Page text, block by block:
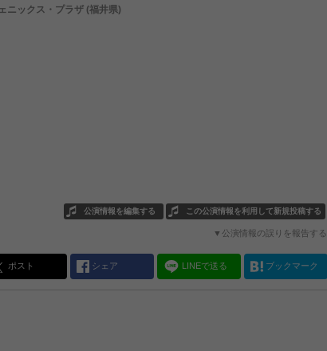
ニックス・プラザ (福井県)
この公演情報を利用して新規投稿する
公演情報を編集する
▼公演情報の誤りを報告する
ポスト シェア LINEで送る ブックマーク